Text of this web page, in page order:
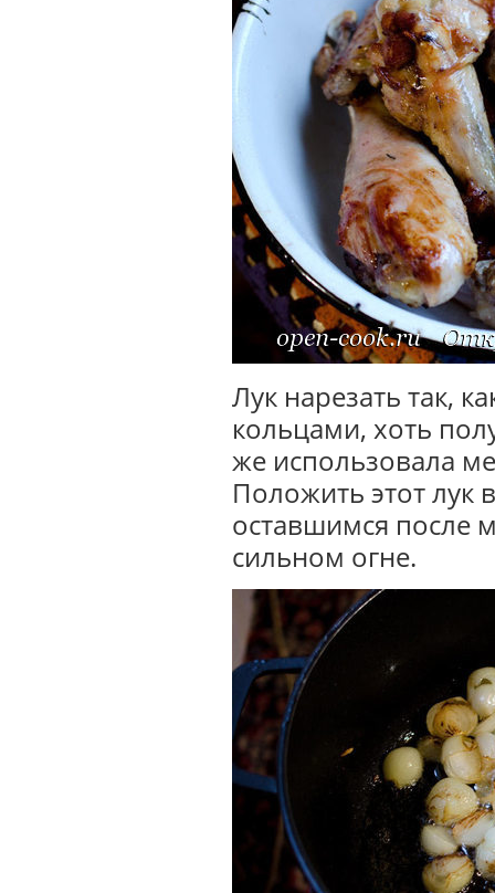
Лук нарезать так,
кольцами, хоть
же использовала
Положить этот лук
оставшимся после
сильном огне.